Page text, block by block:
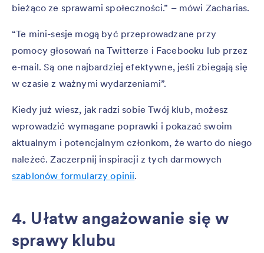
bieżąco ze sprawami społeczności.” – mówi Zacharias.
“Te mini-sesje mogą być przeprowadzane przy
pomocy głosowań na Twitterze i Facebooku lub przez
e-mail. Są one najbardziej efektywne, jeśli zbiegają się
w czasie z ważnymi wydarzeniami”.
Kiedy już wiesz, jak radzi sobie Twój klub, możesz
wprowadzić wymagane poprawki i pokazać swoim
aktualnym i potencjalnym członkom, że warto do niego
należeć. Zaczerpnij inspiracji z tych darmowych
szablonów formularzy opinii.
4. Ułatw angażowanie się w
sprawy klubu